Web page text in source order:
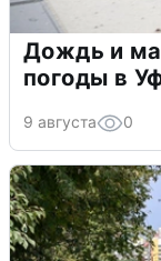
Дождь и
погоды в
9 августа 0